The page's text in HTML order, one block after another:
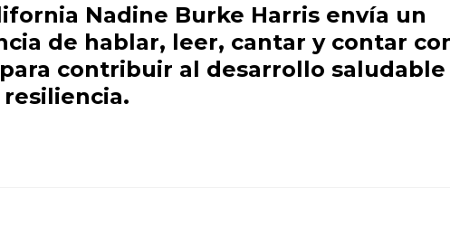
Nadine Burke Harris envía un
de hablar, leer, cantar y contar
contribuir al desarrollo saludable